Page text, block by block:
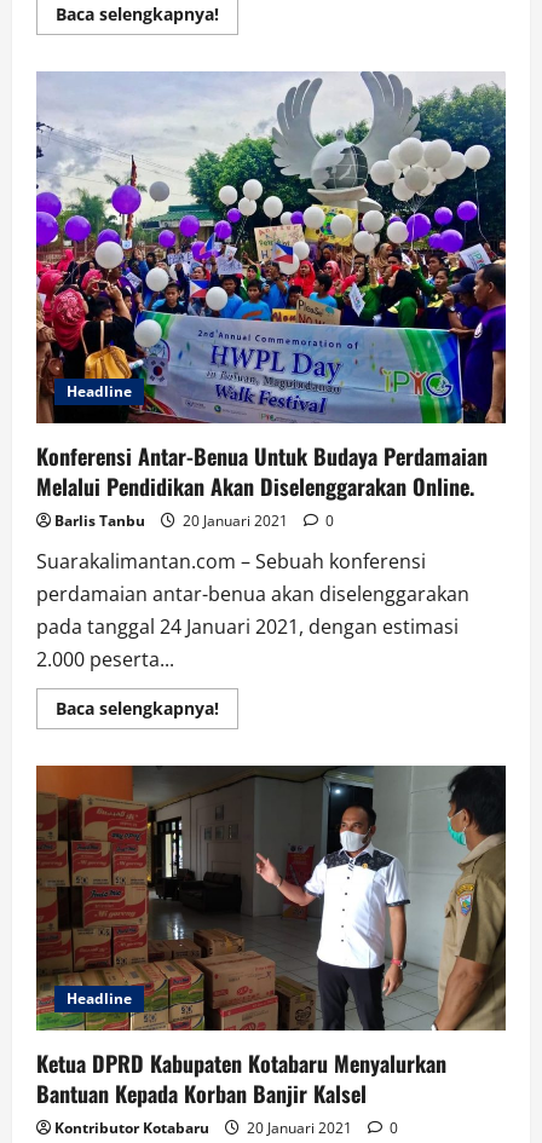
Baca selengkapnya!Read
more
SMS
Tanbu,
Salurkan
Bantuan
Bencana
Banjir
di
Kalsel
Headline
Konferensi Antar-Benua Untuk Budaya Perdamaian
Melalui Pendidikan Akan Diselenggarakan Online.
Barlis Tanbu 20 Januari 2021 0
Suarakalimantan.com – Sebuah konferensi
perdamaian antar-benua akan diselenggarakan
pada tanggal 24 Januari 2021, dengan estimasi
2.000 peserta...
Baca selengkapnya!Read
more
Antar-
Benua
Untuk
Budaya
Perdamaian
Melalui
Pendidikan
Diselenggarakan
Online.
Headline
Ketua DPRD Kabupaten Kotabaru Menyalurkan
Bantuan Kepada Korban Banjir Kalsel
Kontributor Kotabaru 20 Januari 2021 0